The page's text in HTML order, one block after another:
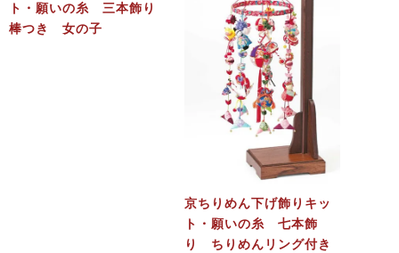
ト・願いの糸 三本飾り
棒つき 女の子
京ちりめん下げ飾りキッ
ト・願いの糸 七本飾
り ちりめんリング付き